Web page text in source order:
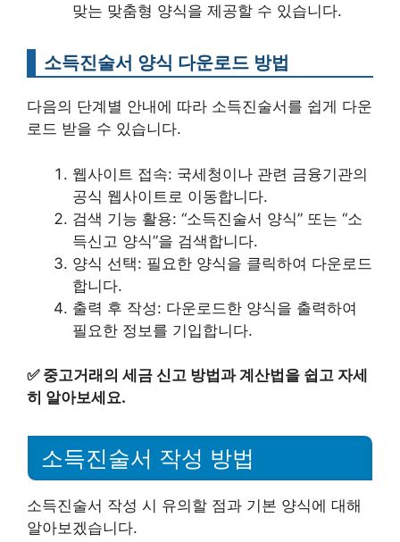
맞는 맞춤형 양식을 제공할 수 있습니다.
소득진술서 양식 다운로드 방법
다음의 단계별 안내에 따라 소득진술서를 쉽게 다운
로드 받을 수 있습니다.
웹사이트 접속: 국세청이나 관련 금융기관의
공식 웹사이트로 이동합니다.
검색 기능 활용: “소득진술서 양식” 또는 “소
득신고 양식”을 검색합니다.
양식 선택: 필요한 양식을 클릭하여 다운로드
합니다.
출력 후 작성: 다운로드한 양식을 출력하여
필요한 정보를 기입합니다.
✅ 중고거래의 세금 신고 방법과 계산법을 쉽고 자세
히 알아보세요.
소득진술서 작성 방법
소득진술서 작성 시 유의할 점과 기본 양식에 대해
알아보겠습니다.